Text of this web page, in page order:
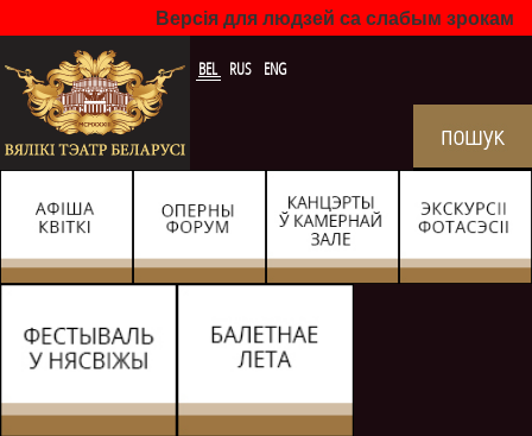
Версія для людзей са слабым зрокам
BEL RUS ENG